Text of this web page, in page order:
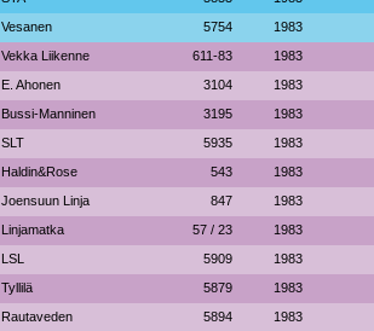
Vesanen 5754 1983
Vekka Liikenne 611-83 1983
E. Ahonen 3104 1983
Bussi-Manninen 3195 1983
SLT 5935 1983
Haldin&Rose 543 1983
Joensuun Linja 847 1983
Linjamatka 57 / 23 1983
LSL 5909 1983
Tyllilä 5879 1983
Rautaveden 5894 1983